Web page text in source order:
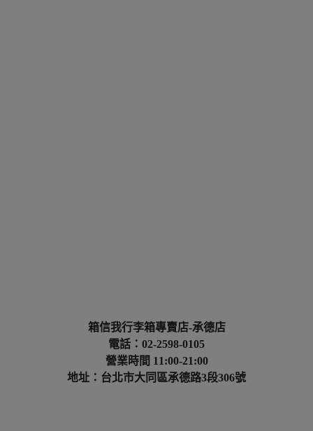
箱信我行李箱專賣店-承德店
電話：02-2598-0105
營業時間 11:00-21:00
地址：台北市大同區承德路3段306號